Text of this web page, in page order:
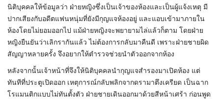
นิติบุคคลให้ข้อมูลว่า ฝ่ายหญิงซึ่งเป็นเจ้าของห้องและเป็นผู้แจ้งเหตุ มี
ปากเสียงกับอดีตแฟนหนุ่มที่ยังมีกุญแจห้องอยู่ และแอบเข้ามาภายใน
ห้องโดยไม่ยอมออกไป แม้ฝ่ายหญิงจะพยายามไล่แล้วก็ตาม โดยฝ่าย
หญิงยืนยันว่าเลิกรากันแล้ว ไม่ต้องการกลับมาคืนดี เพราะฝ่ายชายผิด
สัญญาหลายครั้ง จึงอยากให้ตำรวจช่วยนำตัวออกจากห้อง
หลังจากนั้นเจ้าหน้าที่จึงให้นิติบุคคลนำกุญแจสำรองมาเปิดห้อง แต่
ทันทีที่ประตูเปิดออก เหตุการณ์กลับพลิกจากดรามาตึงเครียด เป็นฉาก
โรแมนติกแบบไม่ทันตั้งตัว ฝ่ายชายเดินออกมาด้วยสีหน้าเศร้า ก่อนพูด